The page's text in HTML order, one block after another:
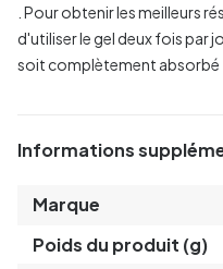
. Pour obtenir les meilleurs
d'utiliser le gel deux fois par
soit complètement absorbé
Informations
Marque
Poids du produit (g)